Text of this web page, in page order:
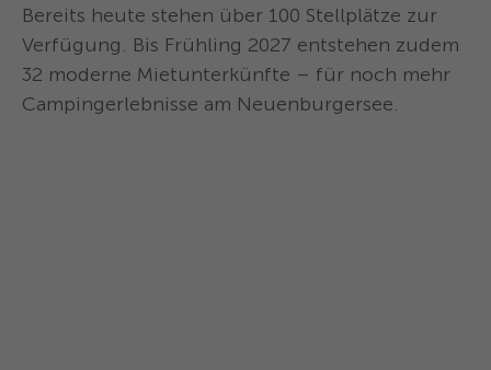
Bereits heute stehen über 100 Stellplätze zur
Verfügung. Bis Frühling 2027 entstehen zudem
32 moderne Mietunterkünfte – für noch mehr
Campingerlebnisse am Neuenburgersee.